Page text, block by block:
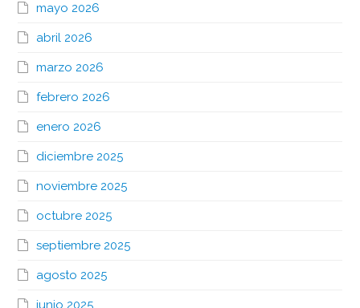
mayo 2026
abril 2026
marzo 2026
febrero 2026
enero 2026
diciembre 2025
noviembre 2025
octubre 2025
septiembre 2025
agosto 2025